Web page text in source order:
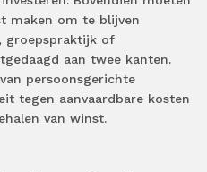
maken om te blijven
groepspraktijk of
aan twee kanten.
persoonsgerichte
tegen aanvaardbare kosten
van winst.